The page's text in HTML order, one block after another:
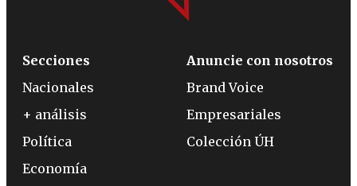
Secciones
Nacionales
+ análisis
Política
Economía
Anuncie con nosotros
Brand Voice
Empresariales
Colección ÚH